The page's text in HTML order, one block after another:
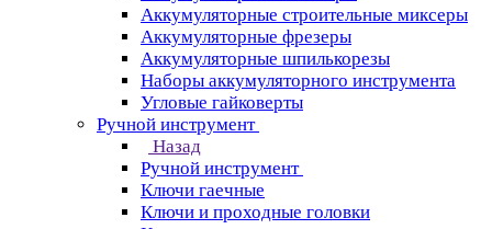
Аккумуляторные строительные миксеры
Аккумуляторные фрезеры
Аккумуляторные шпилькорезы
Наборы аккумуляторного инструмента
Угловые гайковерты
Ручной инструмент
Назад
Ручной инструмент
Ключи гаечные
Ключи и проходные головки